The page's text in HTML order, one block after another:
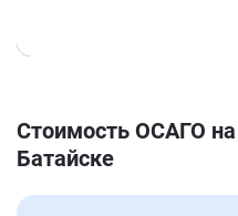
Стоимость ОСАГО
Батайске